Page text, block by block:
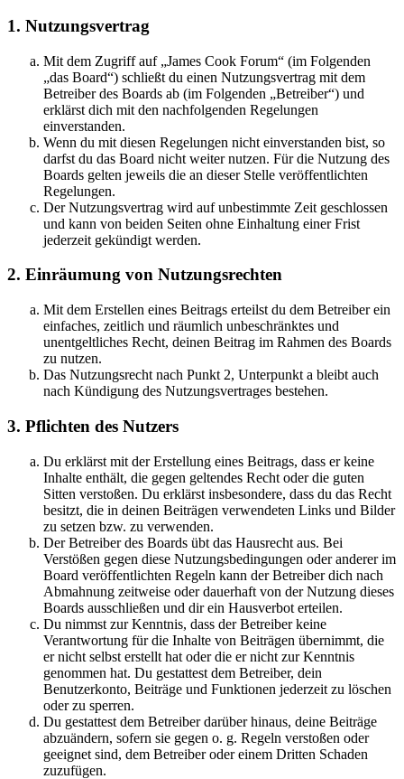
1. Nutzungsvertrag
Mit dem Zugriff auf „James Cook Forum“ (im Folgenden
„das Board“) schließt du einen Nutzungsvertrag mit dem
Betreiber des Boards ab (im Folgenden „Betreiber“) und
erklärst dich mit den nachfolgenden Regelungen
einverstanden.
Wenn du mit diesen Regelungen nicht einverstanden bist, so
darfst du das Board nicht weiter nutzen. Für die Nutzung des
Boards gelten jeweils die an dieser Stelle veröffentlichten
Regelungen.
Der Nutzungsvertrag wird auf unbestimmte Zeit geschlossen
und kann von beiden Seiten ohne Einhaltung einer Frist
jederzeit gekündigt werden.
2. Einräumung von Nutzungsrechten
Mit dem Erstellen eines Beitrags erteilst du dem Betreiber ein
einfaches, zeitlich und räumlich unbeschränktes und
unentgeltliches Recht, deinen Beitrag im Rahmen des Boards
zu nutzen.
Das Nutzungsrecht nach Punkt 2, Unterpunkt a bleibt auch
nach Kündigung des Nutzungsvertrages bestehen.
3. Pflichten des Nutzers
Du erklärst mit der Erstellung eines Beitrags, dass er keine
Inhalte enthält, die gegen geltendes Recht oder die guten
Sitten verstoßen. Du erklärst insbesondere, dass du das Recht
besitzt, die in deinen Beiträgen verwendeten Links und Bilder
zu setzen bzw. zu verwenden.
Der Betreiber des Boards übt das Hausrecht aus. Bei
Verstößen gegen diese Nutzungsbedingungen oder anderer im
Board veröffentlichten Regeln kann der Betreiber dich nach
Abmahnung zeitweise oder dauerhaft von der Nutzung dieses
Boards ausschließen und dir ein Hausverbot erteilen.
Du nimmst zur Kenntnis, dass der Betreiber keine
Verantwortung für die Inhalte von Beiträgen übernimmt, die
er nicht selbst erstellt hat oder die er nicht zur Kenntnis
genommen hat. Du gestattest dem Betreiber, dein
Benutzerkonto, Beiträge und Funktionen jederzeit zu löschen
oder zu sperren.
Du gestattest dem Betreiber darüber hinaus, deine Beiträge
abzuändern, sofern sie gegen o. g. Regeln verstoßen oder
geeignet sind, dem Betreiber oder einem Dritten Schaden
zuzufügen.